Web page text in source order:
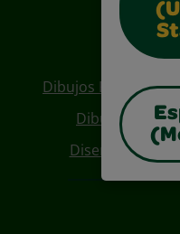
Also
Dibujos Para
Dibujos De
Diseños Para